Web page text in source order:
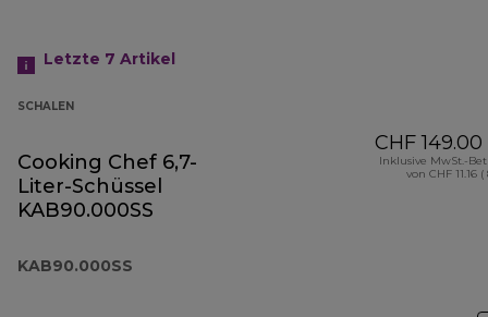
Letzte 7 Artikel
SCHALEN
Cooking Chef 6,7-
Liter-Schüssel
KAB90.000SS
KAB90.000SS
CHF 149.00
Inklusive MwSt.-
von CHF 11.16 (